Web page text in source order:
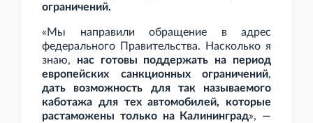
ограничений.
«Мы направили обращение в адрес
федерального Правительства. Насколько я
знаю, нас готовы поддержать на период
европейских санкционных ограничений,
дать возможность для так называемого
каботажа для тех автомобилей, которые
растаможены только на Калининград», —